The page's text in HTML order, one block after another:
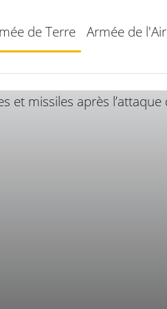
de Terre Armée de l'Air